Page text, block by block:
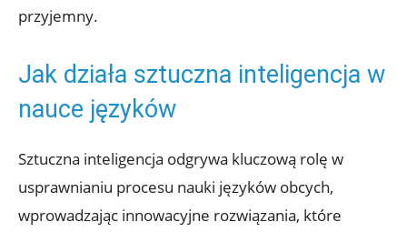
przyjemny.
Jak ⁣działa⁢ sztuczna inteligencja w
nauce języków
Sztuczna inteligencja odgrywa‌ kluczową rolę w
usprawnianiu procesu nauki języków obcych,
‍wprowadzając⁢ innowacyjne rozwiązania, które